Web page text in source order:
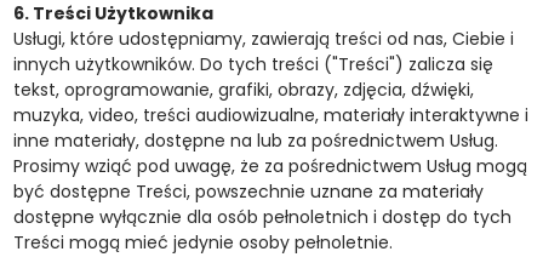
6. Treści Użytkownika
Usługi, które udostępniamy, zawierają treści od nas, Ciebie i
innych użytkowników. Do tych treści ("Treści") zalicza się
tekst, oprogramowanie, grafiki, obrazy, zdjęcia, dźwięki,
muzyka, video, treści audiowizualne, materiały interaktywne i
inne materiały, dostępne na lub za pośrednictwem Usług.
Prosimy wziąć pod uwagę, że za pośrednictwem Usług mogą
być dostępne Treści, powszechnie uznane za materiały
dostępne wyłącznie dla osób pełnoletnich i dostęp do tych
Treści mogą mieć jedynie osoby pełnoletnie.